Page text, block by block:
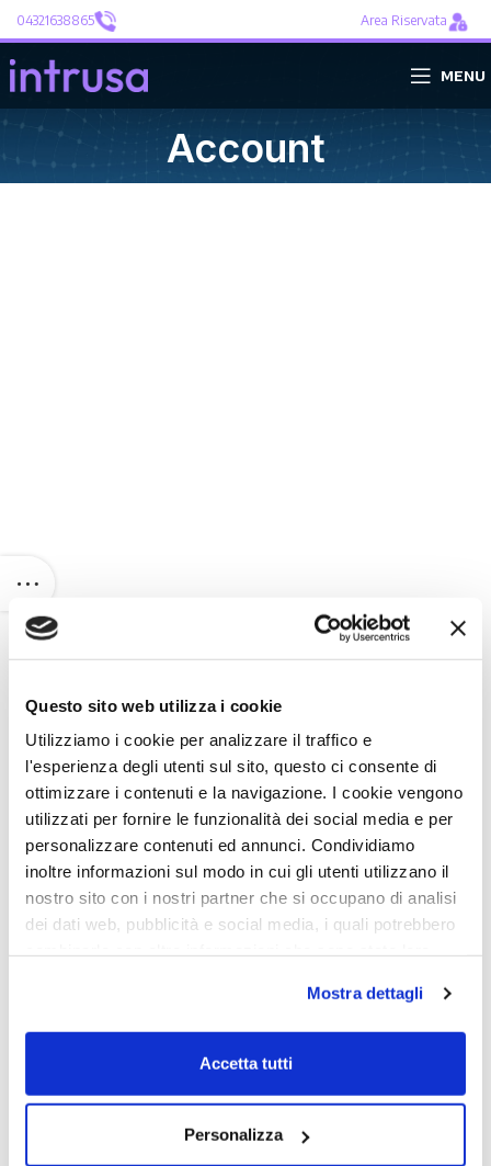
Questo sito web utilizza i cookie
Utilizziamo i cookie per analizzare il traffico e
l'esperienza degli utenti sul sito, questo ci consente di
ottimizzare i contenuti e la navigazione. I cookie vengono
utilizzati per fornire le funzionalità dei social media e per
personalizzare contenuti ed annunci. Condividiamo
inoltre informazioni sul modo in cui gli utenti utilizzano il
nostro sito con i nostri partner che si occupano di analisi
dei dati web, pubblicità e social media, i quali potrebbero
Chiudendo il banner con la X oppure cliccando su Rifiuta
la navigazione proseguirà in assenza di cookie diversi da
Mostra dettagli
Accetta tutti
Personalizza
04321638865 Area Riservata
MENU
Account
Contatti
Viale Venezia, 100 - 33100 Udine